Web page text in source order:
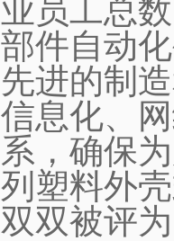
业员工总
部件自动
先进的制
信息化、
系，确保
列塑料外
双双被评